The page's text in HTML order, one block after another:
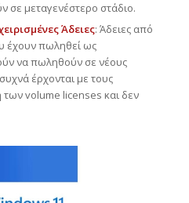
σε μεταγενέστερο στάδιο.
Άδειες: Άδειες από
έχουν πωληθεί ως
να πωληθούν σε νέους
έρχονται με τους
των volume licenses και δεν